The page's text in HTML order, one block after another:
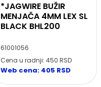
*JAGWIRE BUŽIR
MENJAČA 4MM LEX SL
BLACK BHL200
61001056
Cena u radnji: 450 RSD
Web cena: 405 RSD